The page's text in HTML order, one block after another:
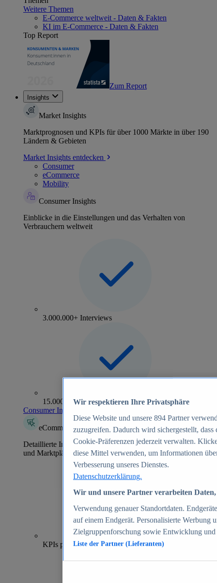
Weitere Themen
E-Commerce weltweit - Daten & Fakten
KI im E-Commerce - Daten & Fakten
Top Report
Zum Report
Insights
Market Insights
Marktprognosen und KPIs für über 1000 Märkte in über 190
Ländern & Gebieten
Market Insights entdecken
Consumer
eCommerce
Mobility
Consumer Insights
Einblicke in die Einstellungen und das Verhalten von
Verbrauchern weltweit
3.000.000+ Interviews
15.000+ Marken
Consumer Insights entdecken
eCommerce Insights
Detaillierte Informationen zu mehr als 39.000 Online-Shops
und Marktplätzen
70+
KPIs pro Shop
Wir respektieren Ihre Privatsphäre
Diese Website und unsere 894 Partner
zuzugreifen. Dadurch wird sichergestellt,
Cookie-Präferenzen jederzeit verwalten.
diese Mittel verwenden, um Informationen
Verbesserung unseres Dienstes.
Datenschutzerklärung.
Wir und unsere Partner verarbeiten
Verwendung genauer Standortdaten.
auf einem Endgerät. Personalisierte Werbung
Zielgruppenforschung sowie Entwicklung
Liste der Partner (Lieferanten)